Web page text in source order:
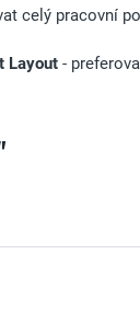
celý pracovní
Layout -